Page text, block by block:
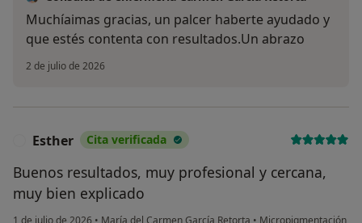
Muchíaimas gracias, un palcer haberte ayudado y
que estés contenta con resultados.Un abrazo
2 de julio de 2026
Esther Cita verificada
Buenos resultados, muy profesional y cercana,
muy bien explicado